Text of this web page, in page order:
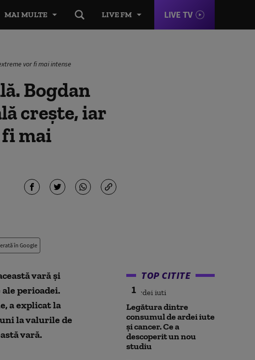
LIVE FM LIVE TV
MAI MULTE
vor fi mai intense
Bogdan
crește, iar
fi mai
în Google
vară și
perioadei.
a explicat la
la valurile de
vară.
TOP CITITE
1
Legătura dintre
consumul de ardei iute
și cancer. Ce a
descoperit un nou
studiu